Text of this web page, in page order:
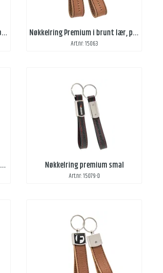
Nøkkelring Premium i brunt lær, preg 1 side Nøkkelring Premium i brunt lær, preg 2 sider
Art.nr: 15063
Nøkkelring premium smal, dome, i brunt lær Nøkkelring premium smal
Art.nr: 15079-D